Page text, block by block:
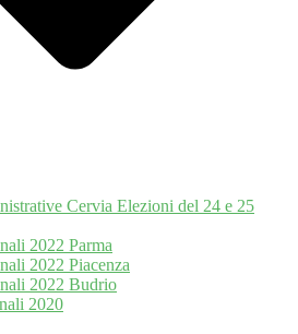
Cervia Elezioni del 24 e 25
2022 Parma
2022 Piacenza
2022 Budrio
2020